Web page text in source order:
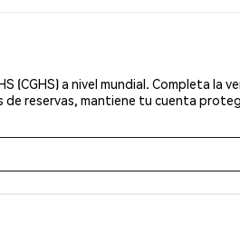
(CGHS) a nivel mundial. Completa la
reservas, mantiene tu cuenta